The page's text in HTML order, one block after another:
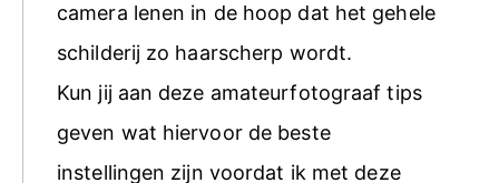
camera lenen in de hoop dat het gehele
schilderij zo haarscherp wordt.
Kun jij aan deze amateurfotograaf tips
geven wat hiervoor de beste
instellingen zijn voordat ik met deze